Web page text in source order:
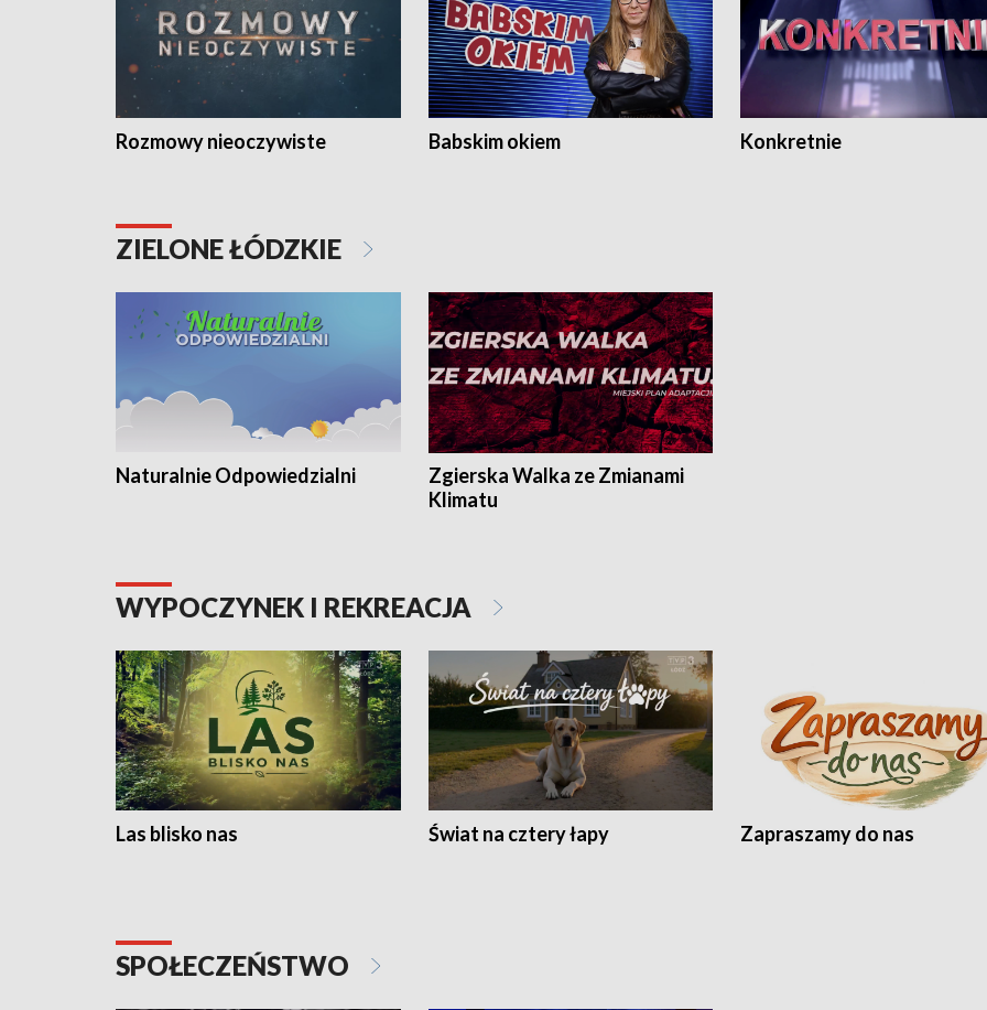
Rozmowy nieoczywiste Babskim okiem Konkretnie
ZIELONE ŁÓDZKIE
Naturalnie Odpowiedzialni
Zgierska Walka ze Zmianami
Klimatu
WYPOCZYNEK I REKREACJA
Las blisko nas Świat na cztery łapy Zapraszamy do nas
SPOŁECZEŃSTWO